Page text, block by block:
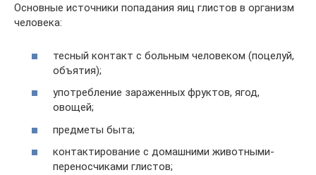
Основные источники попадания яиц глистов в организм
человека:
тесный контакт с больным человеком (поцелуй,
объятия);
употребление зараженных фруктов, ягод,
овощей;
предметы быта;
контактирование с домашними животными-
переносчиками глистов;